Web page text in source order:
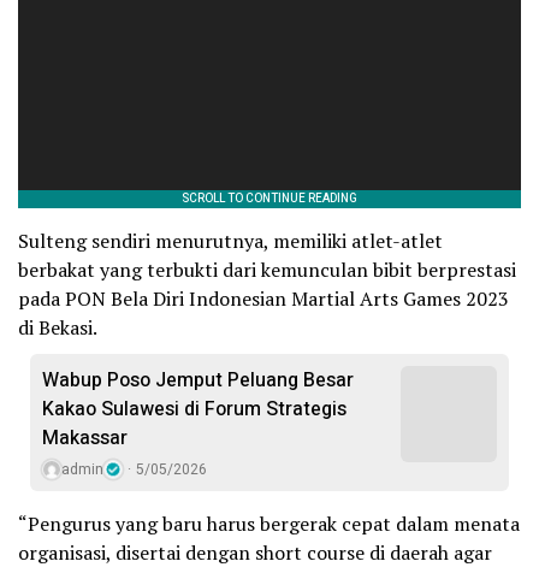
Sulteng sendiri menurutnya, memiliki atlet-atlet
berbakat yang terbukti dari kemunculan bibit berprestasi
pada PON Bela Diri Indonesian Martial Arts Games 2023
di Bekasi.
Wabup Poso Jemput Peluang Besar
Kakao Sulawesi di Forum Strategis
Makassar
admin 5/05/2026
“Pengurus yang baru harus bergerak cepat dalam menata
organisasi, disertai dengan short course di daerah agar